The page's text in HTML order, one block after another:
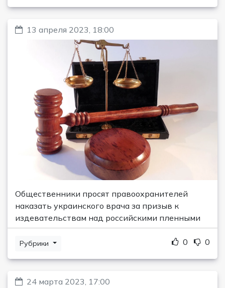
13 апреля 2023, 18:00
Общественники просят правоохранителей
наказать украинского врача за призыв к
издевательствам над российскими пленными
Рубрики 0 0
24 марта 2023, 17:00